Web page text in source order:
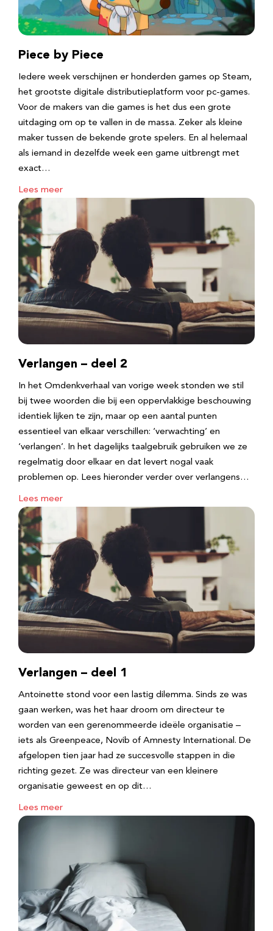
Piece by Piece
Iedere week verschijnen er honderden games op Steam,
het grootste digitale distributieplatform voor pc-games.
Voor de makers van die games is het dus een grote
uitdaging om op te vallen in de massa. Zeker als kleine
maker tussen de bekende grote spelers. En al helemaal
als iemand in dezelfde week een game uitbrengt met
exact…
Lees meer
Verlangen – deel 2
In het Omdenkverhaal van vorige week stonden we stil
bij twee woorden die bij een oppervlakkige beschouwing
identiek lijken te zijn, maar op een aantal punten
essentieel van elkaar verschillen: ‘verwachting’ en
‘verlangen’. In het dagelijks taalgebruik gebruiken we ze
regelmatig door elkaar en dat levert nogal vaak
problemen op. Lees hieronder verder over verlangens…
Lees meer
Verlangen – deel 1
Antoinette stond voor een lastig dilemma. Sinds ze was
gaan werken, was het haar droom om directeur te
worden van een gerenommeerde ideële organisatie –
iets als Greenpeace, Novib of Amnesty International. De
afgelopen tien jaar had ze succesvolle stappen in die
richting gezet. Ze was directeur van een kleinere
organisatie geweest en op dit…
Lees meer